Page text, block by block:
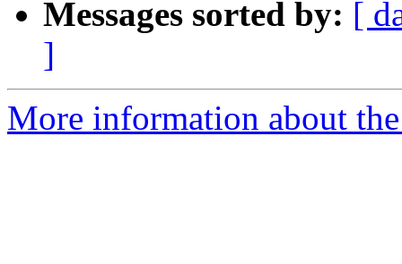
Messages sorted by: [
]
More information about